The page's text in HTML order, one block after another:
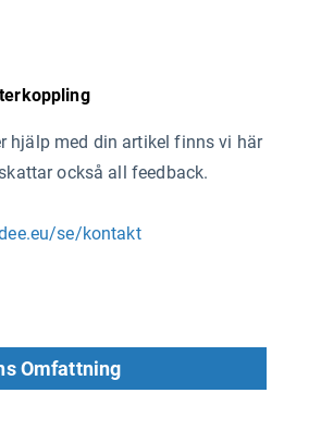
hjälp med din artikel finns vi här
också all feedback.
se/kontakt
Omfattning